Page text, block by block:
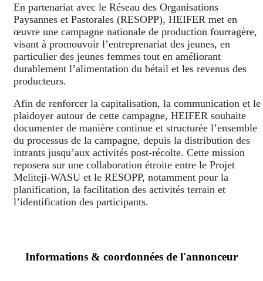
En partenariat avec le Réseau des Organisations
Paysannes et Pastorales (RESOPP), HEIFER met en
œuvre une campagne nationale de production fourragère,
visant à promouvoir l’entreprenariat des jeunes, en
particulier des jeunes femmes tout en améliorant
durablement l’alimentation du bétail et les revenus des
producteurs.
Afin de renforcer la capitalisation, la communication et le
plaidoyer autour de cette campagne, HEIFER souhaite
documenter de manière continue et structurée l’ensemble
du processus de la campagne, depuis la distribution des
intrants jusqu’aux activités post-récolte. Cette mission
reposera sur une collaboration étroite entre le Projet
Meliteji-WASU et le RESOPP, notamment pour la
planification, la facilitation des activités terrain et
l’identification des participants.
Informations & coordonnées de l'annonceur